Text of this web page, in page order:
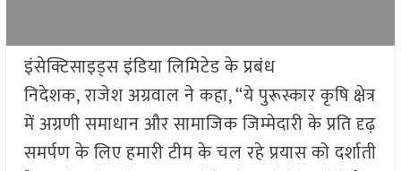
इंसेक्टिसाइड्स इंडिया लिमिटेड के प्रबंध
निदेशक, राजेश अग्रवाल ने कहा, “ये पुरूस्कार कृषि क्षेत्र
में अग्रणी समाधान और सामाजिक जिम्मेदारी के प्रति दृढ़
समर्पण के लिए हमारी टीम के चल रहे प्रयास को दर्शाती